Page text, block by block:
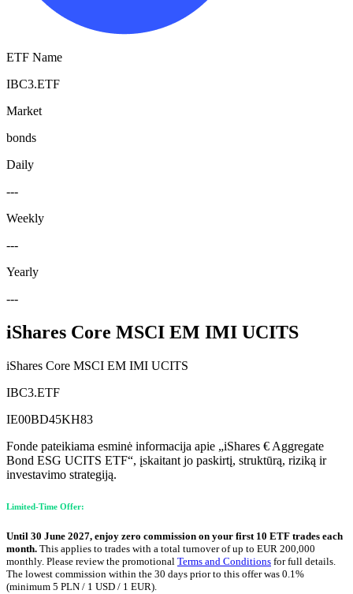
ETF Name
IBC3.ETF
Market
bonds
Daily
---
Weekly
---
Yearly
---
iShares Core MSCI EM IMI UCITS
iShares Core MSCI EM IMI UCITS
IBC3.ETF
IE00BD45KH83
Fonde pateikiama esminė informacija apie „iShares € Aggregate
Bond ESG UCITS ETF“, įskaitant jo paskirtį, struktūrą, riziką ir
investavimo strategiją.
Limited-Time Offer:
Until 30 June 2027, enjoy zero commission on your first 10 ETF trades each
month. This applies to trades with a total turnover of up to EUR 200,000
monthly. Please review the promotional Terms and Conditions for full details.
The lowest commission within the 30 days prior to this offer was 0.1%
(minimum 5 PLN / 1 USD / 1 EUR).